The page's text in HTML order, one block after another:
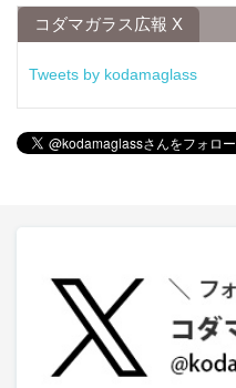
コダマガラス広報 X
Tweets by kodamaglass